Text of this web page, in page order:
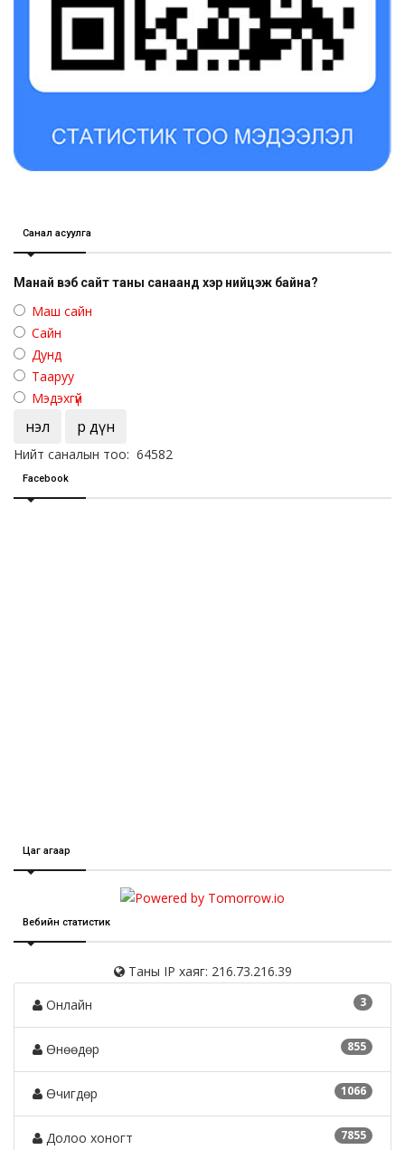
Санал асуулга
Манай вэб сайт таны санаанд хэр нийцэж байна?
Маш сайн
Сайн
Дунд
Тааруу
Мэдэхгүй
Үнэл Үр дүн
Нийт саналын тоо: 64582
Facebook
Цаг агаар
Вебийн статистик
Таны IP хаяг: 216.73.216.39
3
Онлайн
855
Өнөөдөр
1066
Өчигдөр
7855
Долоо хоногт